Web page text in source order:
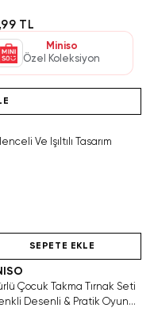
TL
Miniso
Özel Koleksiyon
Ve Işıltılı Tasarım
SEPETE EKLE
Çocuk Takma Tırnak Seti
Desenli & Pratik Oyun